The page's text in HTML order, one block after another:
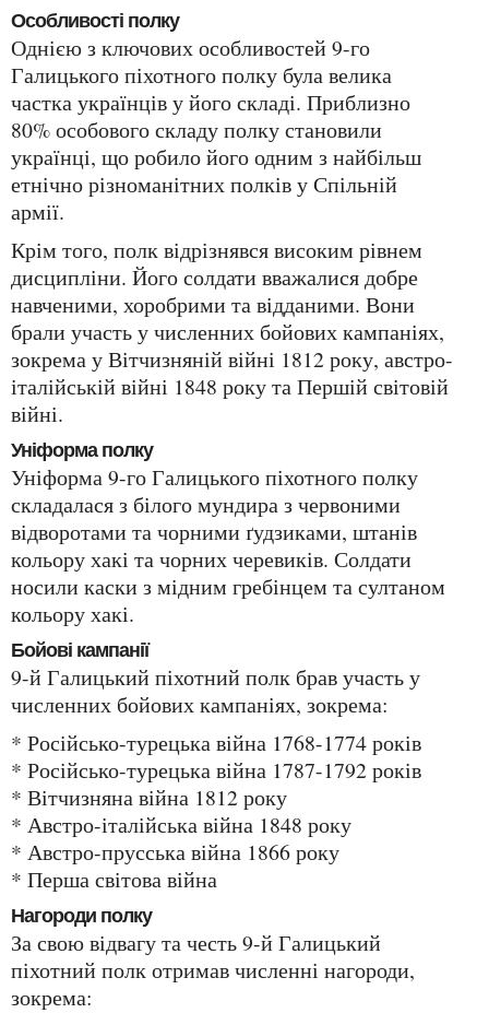
Особливості полку
Однією з ключових особливостей 9-го
Галицького піхотного полку була велика
частка українців у його складі. Приблизно
80% особового складу полку становили
українці, що робило його одним з найбільш
етнічно різноманітних полків у Спільній
армії.
Крім того, полк відрізнявся високим рівнем
дисципліни. Його солдати вважалися добре
навченими, хоробрими та відданими. Вони
брали участь у численних бойових кампаніях,
зокрема у Вітчизняній війні 1812 року, австро-
італійській війні 1848 року та Першій світовій
війні.
Уніформа полку
Уніформа 9-го Галицького піхотного полку
складалася з білого мундира з червоними
відворотами та чорними ґудзиками, штанів
кольору хакі та чорних черевиків. Солдати
носили каски з мідним гребінцем та султаном
кольору хакі.
Бойові кампанії
9-й Галицький піхотний полк брав участь у
численних бойових кампаніях, зокрема:
* Російсько-турецька війна 1768-1774 років
* Російсько-турецька війна 1787-1792 років
* Вітчизняна війна 1812 року
* Австро-італійська війна 1848 року
* Австро-прусська війна 1866 року
* Перша світова війна
Нагороди полку
За свою відвагу та честь 9-й Галицький
піхотний полк отримав численні нагороди,
зокрема: